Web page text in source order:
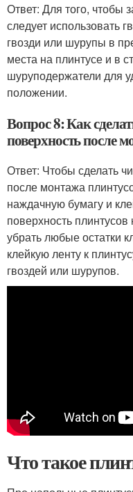
Ответ: Для того, чтобы
следует использовать
гвозди или шурупы в
места на плинтусе и в
шуруподержатели для
положении.
Вопрос 8: Как
поверхность после
Ответ: Чтобы сделать
после монтажа
наждачную бумагу и
поверхность
убрать любые остатки
клейкую ленту к
гвоздей или шурупов.
Что такое